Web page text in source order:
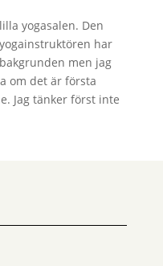
yogasalen. Den
har
men jag
om det är första
Jag tänker först inte